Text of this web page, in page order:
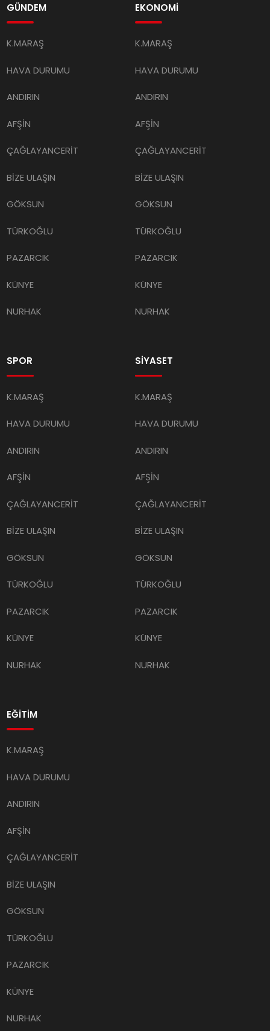
GÜNDEM
K.MARAŞ
HAVA DURUMU
ANDIRIN
AFŞİN
ÇAĞLAYANCERİT
BİZE ULAŞIN
GÖKSUN
TÜRKOĞLU
PAZARCIK
KÜNYE
NURHAK
EKONOMİ
K.MARAŞ
HAVA DURUMU
ANDIRIN
AFŞİN
ÇAĞLAYANCERİT
BİZE ULAŞIN
GÖKSUN
TÜRKOĞLU
PAZARCIK
KÜNYE
NURHAK
SPOR
K.MARAŞ
HAVA DURUMU
ANDIRIN
AFŞİN
ÇAĞLAYANCERİT
BİZE ULAŞIN
GÖKSUN
TÜRKOĞLU
PAZARCIK
KÜNYE
NURHAK
SİYASET
K.MARAŞ
HAVA DURUMU
ANDIRIN
AFŞİN
ÇAĞLAYANCERİT
BİZE ULAŞIN
GÖKSUN
TÜRKOĞLU
PAZARCIK
KÜNYE
NURHAK
EĞİTİM
K.MARAŞ
HAVA DURUMU
ANDIRIN
AFŞİN
ÇAĞLAYANCERİT
BİZE ULAŞIN
GÖKSUN
TÜRKOĞLU
PAZARCIK
KÜNYE
NURHAK